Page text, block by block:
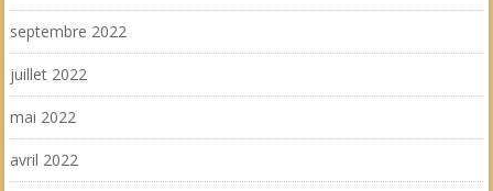
septembre 2022
juillet 2022
mai 2022
avril 2022